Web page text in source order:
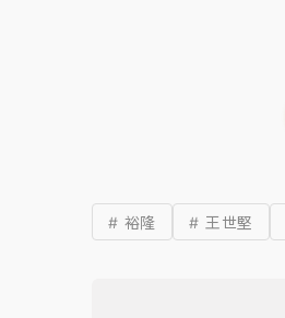
# 裕隆 # 王世堅